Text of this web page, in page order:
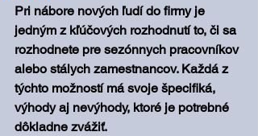
Pri nábore nových ľudí do firmy je
jedným z kľúčových rozhodnutí to, či sa
rozhodnete pre sezónnych pracovníkov
alebo stálych zamestnancov. Každá z
týchto možností má svoje špecifiká,
výhody aj nevýhody, ktoré je potrebné
dôkladne zvážiť.